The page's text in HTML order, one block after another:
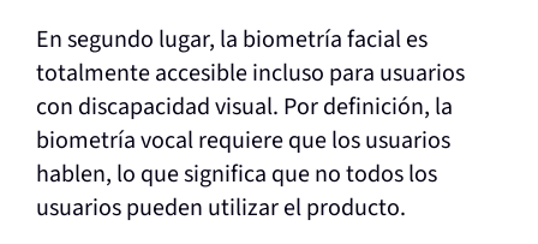
En segundo lugar, la biometría facial es
totalmente accesible incluso para usuarios
con discapacidad visual. Por definición, la
biometría vocal requiere que los usuarios
hablen, lo que significa que no todos los
usuarios pueden utilizar el producto.